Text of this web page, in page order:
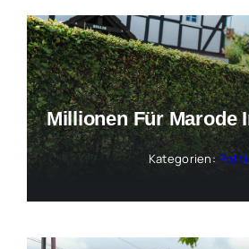
Millionen Für Marode
Kategorien: